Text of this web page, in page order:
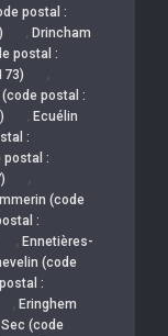
postal :
, Drincham
postal :
,
postal :
, Ecuélin
:
postal :
,
(code
:
, Ennetières-
(code
:
, Eringhem
(code